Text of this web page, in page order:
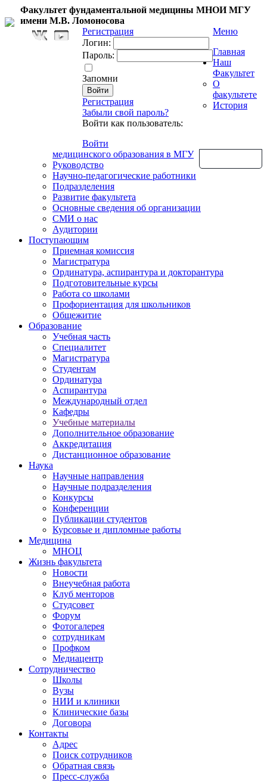
Факультет фундаментальной медицины МНОИ МГУ
имени М.В. Ломоносова
Регистрация
Логин:
Пароль:
Запомни
Регистрация
Забыли свой пароль?
Войти как пользователь:
Войти
Меню
Главная
Наш
Факультет
О
факультете
История
медицинского образования в МГУ
Руководство
Научно-педагогические работники
Подразделения
Развитие факультета
Основные сведения об организации
СМИ о нас
Аудитории
Поступающим
Приемная комиссия
Магистратура
Ординатура, аспирантура и докторантура
Подготовительные курсы
Работа со школами
Профориентация для школьников
Общежитие
Образование
Учебная часть
Специалитет
Магистратура
Студентам
Ординатура
Аспирантура
Международный отдел
Кафедры
Учебные материалы
Дополнительное образование
Аккредитация
Дистанционное образование
Наука
Научные направления
Научные подразделения
Конкурсы
Конференции
Публикации студентов
Курсовые и дипломные работы
Медицина
МНОЦ
Жизнь факультета
Новости
Внеучебная работа
Клуб менторов
Студсовет
Форум
Фотогалерея
сотрудникам
Профком
Медиацентр
Сотрудничество
Школы
Вузы
НИИ и клиники
Клинические базы
Договора
Контакты
Адрес
Поиск сотрудников
Обратная связь
Пресс-служба